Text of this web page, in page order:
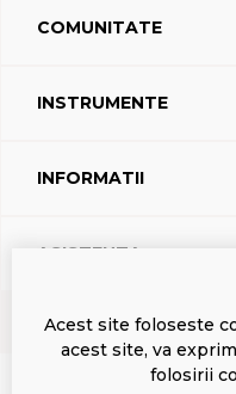
COMUNITATE
INSTRUMENTE
INFORMATII
ASISTENTA
Politica de
Acest site foloseste
acest site, va
folosirii